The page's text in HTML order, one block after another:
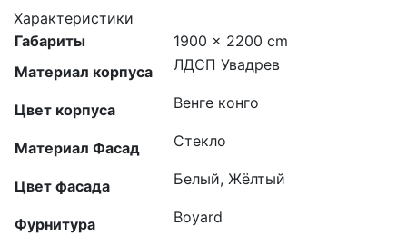
Характеристики
Габариты
1900 × 2200 cm
Материал корпуса
ЛДСП Увадрев
Цвет корпуса Венге конго
Материал Фасад Стекло
Цвет фасада Белый, Жёлтый
Фурнитура Boyard